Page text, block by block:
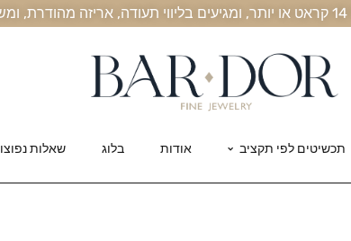
תכשיטים לפי תקציב אודות בלוג שאלות